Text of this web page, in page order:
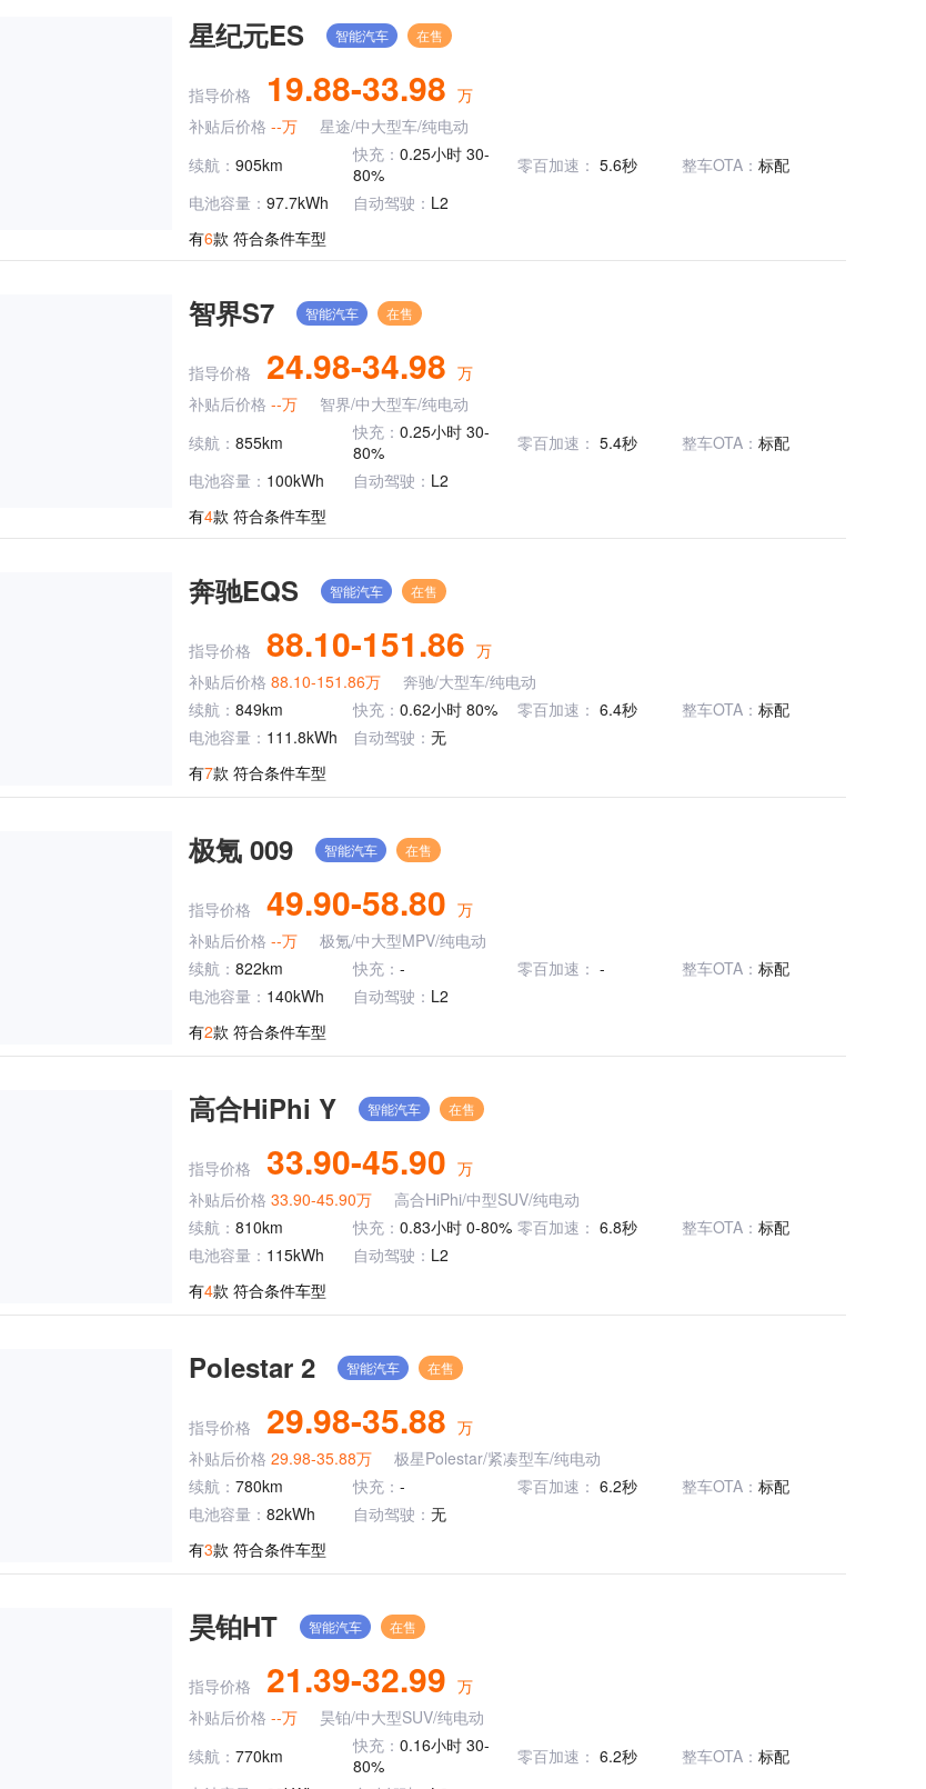
星纪元ES 智能汽车 在售
指导价格 19.88-33.98 万
补贴后价格 --万
星途/中大型车/纯电动
续航： 905km 快充： 0.25小时 30-
80%
零百加速： 5.6秒 整车OTA： 标配
电池容量： 97.7kWh 自动驾驶： L2
有6款 符合条件车型
智界S7 智能汽车 在售
指导价格 24.98-34.98 万
补贴后价格 --万
智界/中大型车/纯电动
续航： 855km 快充： 0.25小时 30-
80%
零百加速： 5.4秒 整车OTA： 标配
电池容量： 100kWh 自动驾驶： L2
有4款 符合条件车型
奔驰EQS 智能汽车 在售
指导价格 88.10-151.86 万
补贴后价格 88.10-151.86万
奔驰/大型车/纯电动
续航： 849km 快充： 0.62小时 80% 零百加速： 6.4秒 整车OTA： 标配
电池容量： 111.8kWh 自动驾驶： 无
有7款 符合条件车型
极氪 009 智能汽车 在售
指导价格 49.90-58.80 万
补贴后价格 --万
极氪/中大型MPV/纯电动
续航： 822km 快充： - 零百加速： - 整车OTA： 标配
电池容量： 140kWh 自动驾驶： L2
有2款 符合条件车型
高合HiPhi Y 智能汽车 在售
指导价格 33.90-45.90 万
补贴后价格 33.90-45.90万
高合HiPhi/中型SUV/纯电动
续航： 810km 快充： 0.83小时 0-80% 零百加速： 6.8秒 整车OTA： 标配
电池容量： 115kWh 自动驾驶： L2
有4款 符合条件车型
Polestar 2 智能汽车 在售
指导价格 29.98-35.88 万
补贴后价格 29.98-35.88万
极星Polestar/紧凑型车/纯电动
续航： 780km 快充： - 零百加速： 6.2秒 整车OTA： 标配
电池容量： 82kWh 自动驾驶： 无
有3款 符合条件车型
昊铂HT 智能汽车 在售
指导价格 21.39-32.99 万
补贴后价格 --万
昊铂/中大型SUV/纯电动
续航： 770km 快充： 0.16小时 30-
80%
零百加速： 6.2秒 整车OTA： 标配